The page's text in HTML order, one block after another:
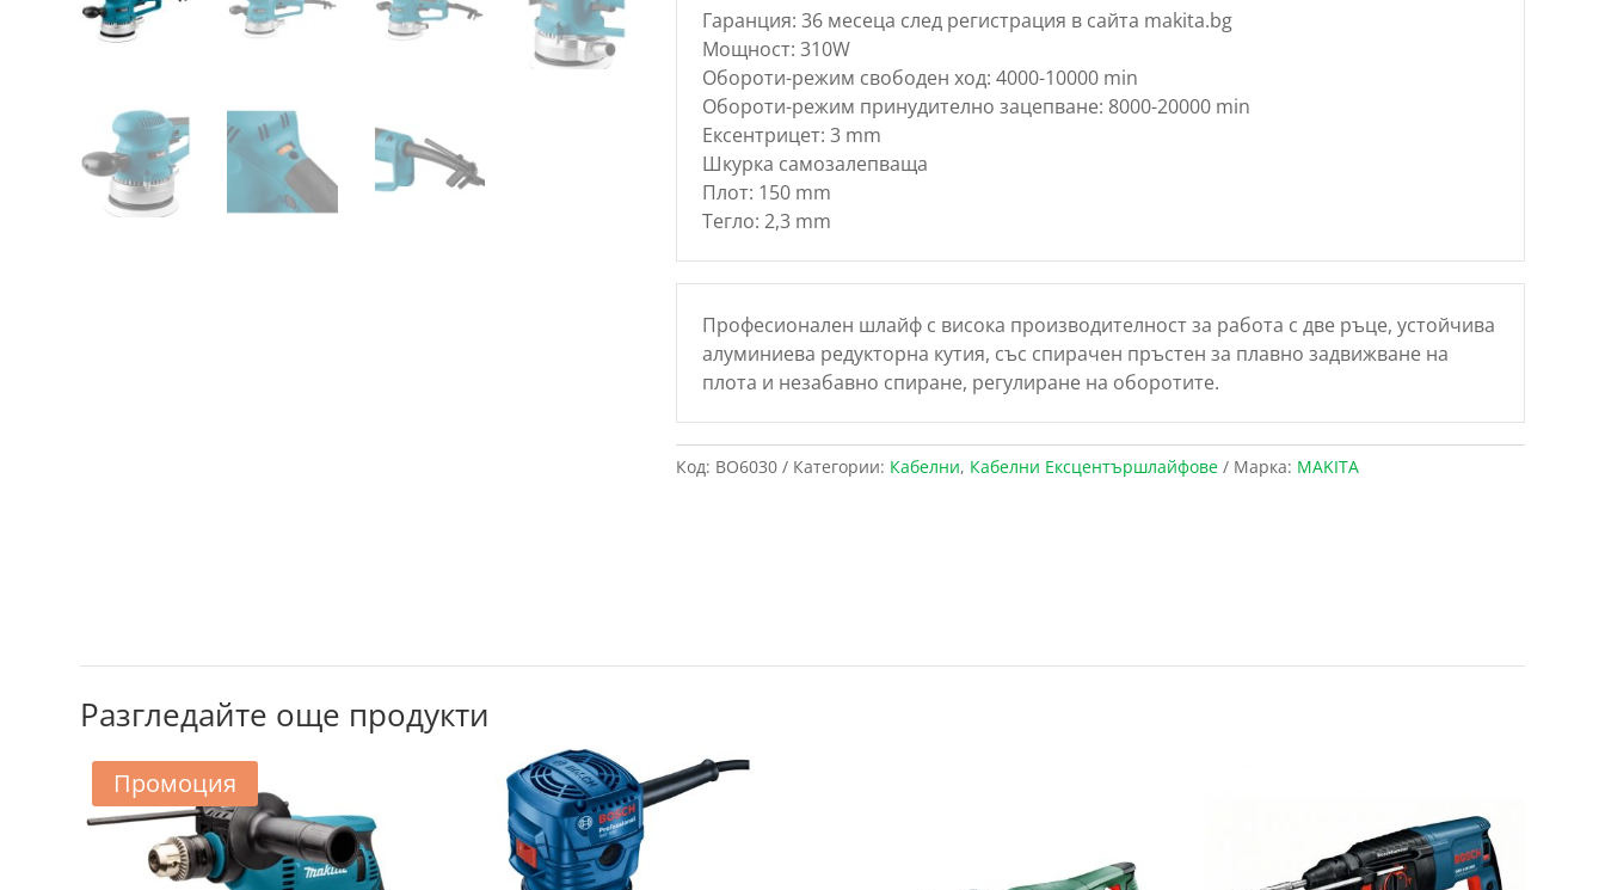
Гаранция: 36 месеца след регистрация в сайта makita.bg
Мощност: 310W
Обороти-режим свободен ход: 4000-10000 min
Обороти-режим принудително зацепване: 8000-20000 min
Ексентрицет: 3 mm
Шкурка самозалепваща
Плот: 150 mm
Тегло: 2,3 mm
Професионален шлайф с висока производителност за работа с две ръце, устойчива
алуминиева редукторна кутия, със спирачен пръстен за плавно задвижване на
плота и незабавно спиране, регулиране на оборотите.
Код: BO6030 Категории: Кабелни, Кабелни Ексцентършлайфове Марка: MAKITA
Разгледайте още продукти
Промоция